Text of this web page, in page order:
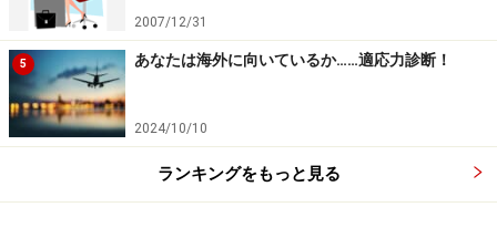
２）郵便局で切手を買ってお札を渡してお釣りを貰うま
での時間
３）公共の場所にある時計の正確さ
日本(実験場所は東京)は、31か国中4位でした。ただし、
郵便局で頼みもしないのに領収を切ったり切手を小袋に
入れてくれたのは日本だったそうです（笑）。これが郵
2007/12/31
5 あなたは海外に向いているか……適応力診断！
2024/10/10
ランキングをもっと見る